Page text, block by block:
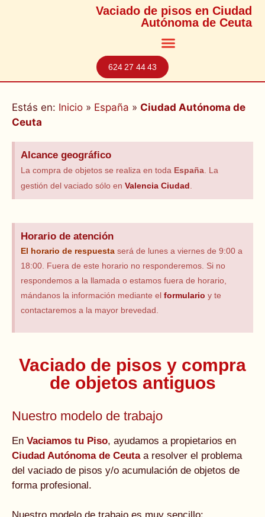
Vaciado de pisos en Ciudad
Autónoma de Ceuta
624 27 44 43
Estás en: Inicio » España » Ciudad Autónoma de
Ceuta
Alcance geográfico
La compra de objetos se realiza en toda España . La
gestión del vaciado sólo en Valencia Ciudad
Horario de atención
El horario de respuesta será de lunes a viernes de 9:00 a
18:00. Fuera de este horario no responderemos. Si no
respondemos a la llamada o estamos fuera de horario,
mándanos la información mediante el formulario y te
contactaremos a la mayor brevedad.
Vaciado de pisos y compra
de objetos antiguos
Nuestro modelo de trabajo
En Vaciamos tu Piso, ayudamos a propietarios en
Ciudad Autónoma de Ceutaa resolver el problema
del vaciado de pisos y/o acumulación de objetos de
forma profesional.